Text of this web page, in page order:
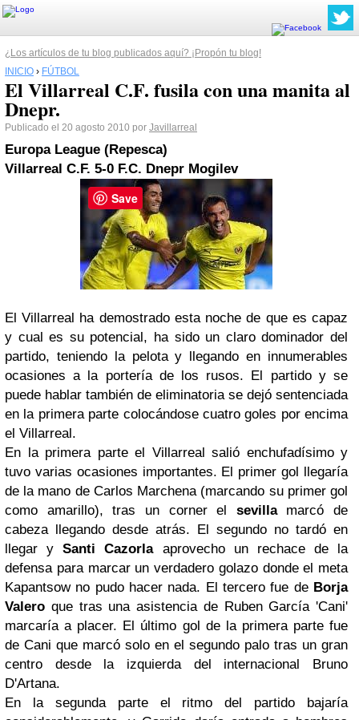
¿Los artículos de tu blog publicados aquí? ¡Propón tu blog!
INICIO › FÚTBOL
El Villarreal C.F. fusila con una manita al
Dnepr.
Publicado el 20 agosto 2010 por Javillarreal
Europa League (Repesca)
Villarreal C.F. 5-0 F.C. Dnepr Mogilev
El Villarreal ha demostrado esta noche de que es capaz
y cual es su potencial, ha sido un claro dominador del
partido, teniendo la pelota y llegando en innumerables
ocasiones a la portería de los rusos. El partido y se
puede hablar también de eliminatoria se dejó sentenciada
en la primera parte colocándose cuatro goles por encima
el Villarreal.
En la primera parte el Villarreal salió enchufadísimo y
tuvo varias ocasiones importantes. El primer gol llegaría
de la mano de Carlos Marchena (marcando su primer gol
como amarillo), tras un corner el sevillamarcó de
cabeza llegando desde atrás. El segundo no tardó en
llegar ySanti Cazorlaaprovecho un rechace de la
defensa para marcar un verdadero golazo donde el meta
Kapantsow no pudo hacer nada. El tercero fue de Borja
Valero que tras una asistencia de Ruben García 'Cani'
marcaría a placer. El último gol de la primera parte fue
de Cani que marcó solo en el segundo palo tras un gran
centro desde la izquierda del internacional Bruno
D'Artana.
En la segunda parte el ritmo del partido bajaría
Save